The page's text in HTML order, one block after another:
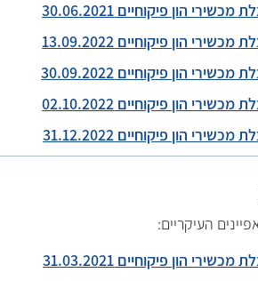
מכשירי הון פיקוחיים 30.06.2021
מכשירי הון פיקוחיים 13.09.2022
מכשירי הון פיקוחיים 30.09.2022
מכשירי הון פיקוחיים 02.10.2022
מכשירי הון פיקוחיים 31.12.2022
העיקריים:
מכשירי הון פיקוחיים 31.03.2021